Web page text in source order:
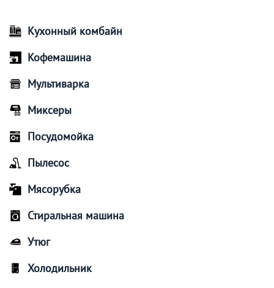
Кухонный комбайн
Кофемашина
Мультиварка
Миксеры
Посудомойка
Пылесос
Мясорубка
Стиральная машина
Утюг
Холодильник